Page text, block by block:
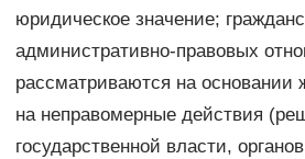
юридическое значение;
административно-правовых
рассматриваются на основании
на неправомерные действия
государственной власти,